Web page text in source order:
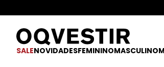
SALENOVIDADESFEMININOMASCULINO